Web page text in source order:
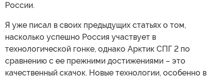
России.
Я уже писал в своих предыдущих статьях о том,
насколько успешно Россия участвует в
технологической гонке, однако Арктик СПГ 2 по
сравнению с ее прежними достижениями – это
качественный скачок. Новые технологии, особенно в